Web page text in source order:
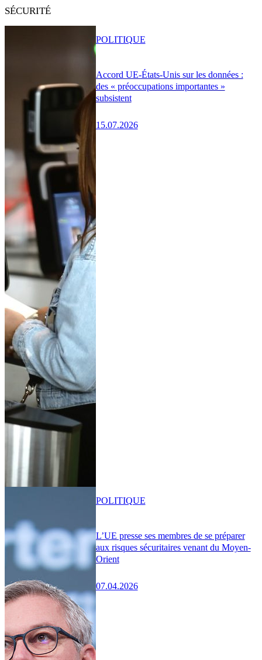
SÉCURITÉ
Accord UE-États-Unis sur les données :
des « préoccupations importantes »
subsistent
15.07.2026
POLITIQUE
L’UE presse ses membres de se préparer
aux risques sécuritaires venant du Moyen-
Orient
07.04.2026
POLITIQUE